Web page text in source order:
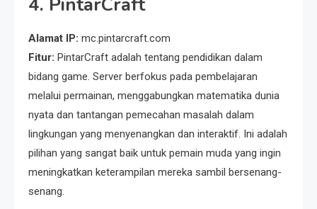
Alamat IP: mc.pintarcraft.com
Fitur: PintarCraft adalah tentang pendidikan dalam
bidang game. Server berfokus pada pembelajaran
melalui permainan, menggabungkan matematika dunia
nyata dan tantangan pemecahan masalah dalam
lingkungan yang menyenangkan dan interaktif. Ini adalah
pilihan yang sangat baik untuk pemain muda yang ingin
meningkatkan keterampilan mereka sambil bersenang-
senang.